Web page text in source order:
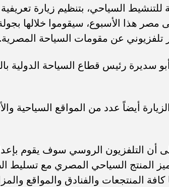
للتنشيط السياحي، بتنظيم زيارة
مصر هذا الأسبوع، سيقوموا خلالها
تلفزيوني عن مقومات السياحة المصرية.
سديرة رئيس قطاع السياحة الدولية
أيضاً عدد من المواقع السياحية
أن التلفزيون الروسي سوف يقوم
المنتج السياحي المصري مع تسليط
المنتجعات والفنادق والمواقع